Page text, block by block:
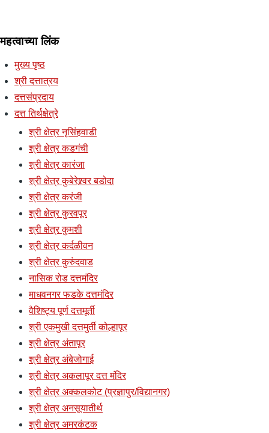
महत्वाच्या लिंक
मुख्य पृष्ठ
श्री दत्तात्रय
दत्तसंप्रदाय
दत्त तिर्थक्षेत्रे
श्री क्षेत्र नृसिंहवाडी
श्री क्षेत्र कडगंची
श्री क्षेत्र कारंजा
श्री क्षेत्र कुबेरेश्र्वर बडोदा
श्री क्षेत्र करंजी
श्री क्षेत्र कुरवपूर
श्री क्षेत्र कुमशी
श्री क्षेत्र कर्दळीवन
श्री क्षेत्र कुरुंदवाड
नासिक रोड दत्तमंदिर
माधवनगर फडके दत्तमंदिर
वैशिष्ट्य पूर्ण दत्तमूर्ती
श्री एकमुखी दत्तमुर्ती कोल्हापूर
श्री क्षेत्र अंतापूर
श्री क्षेत्र अंबेजोगाई
श्री क्षेत्र अकलापूर दत्त मंदिर
श्री क्षेत्र अक्कलकोट (प्रज्ञापुर/विद्यानगर)
श्री क्षेत्र अनसूयातीर्थ
श्री क्षेत्र अमरकंटक